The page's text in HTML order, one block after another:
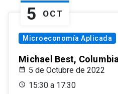
5 OCT
Microeconomía Aplicada
Michael Best,
5 de Octubre de 2022
15:30 a 17:30